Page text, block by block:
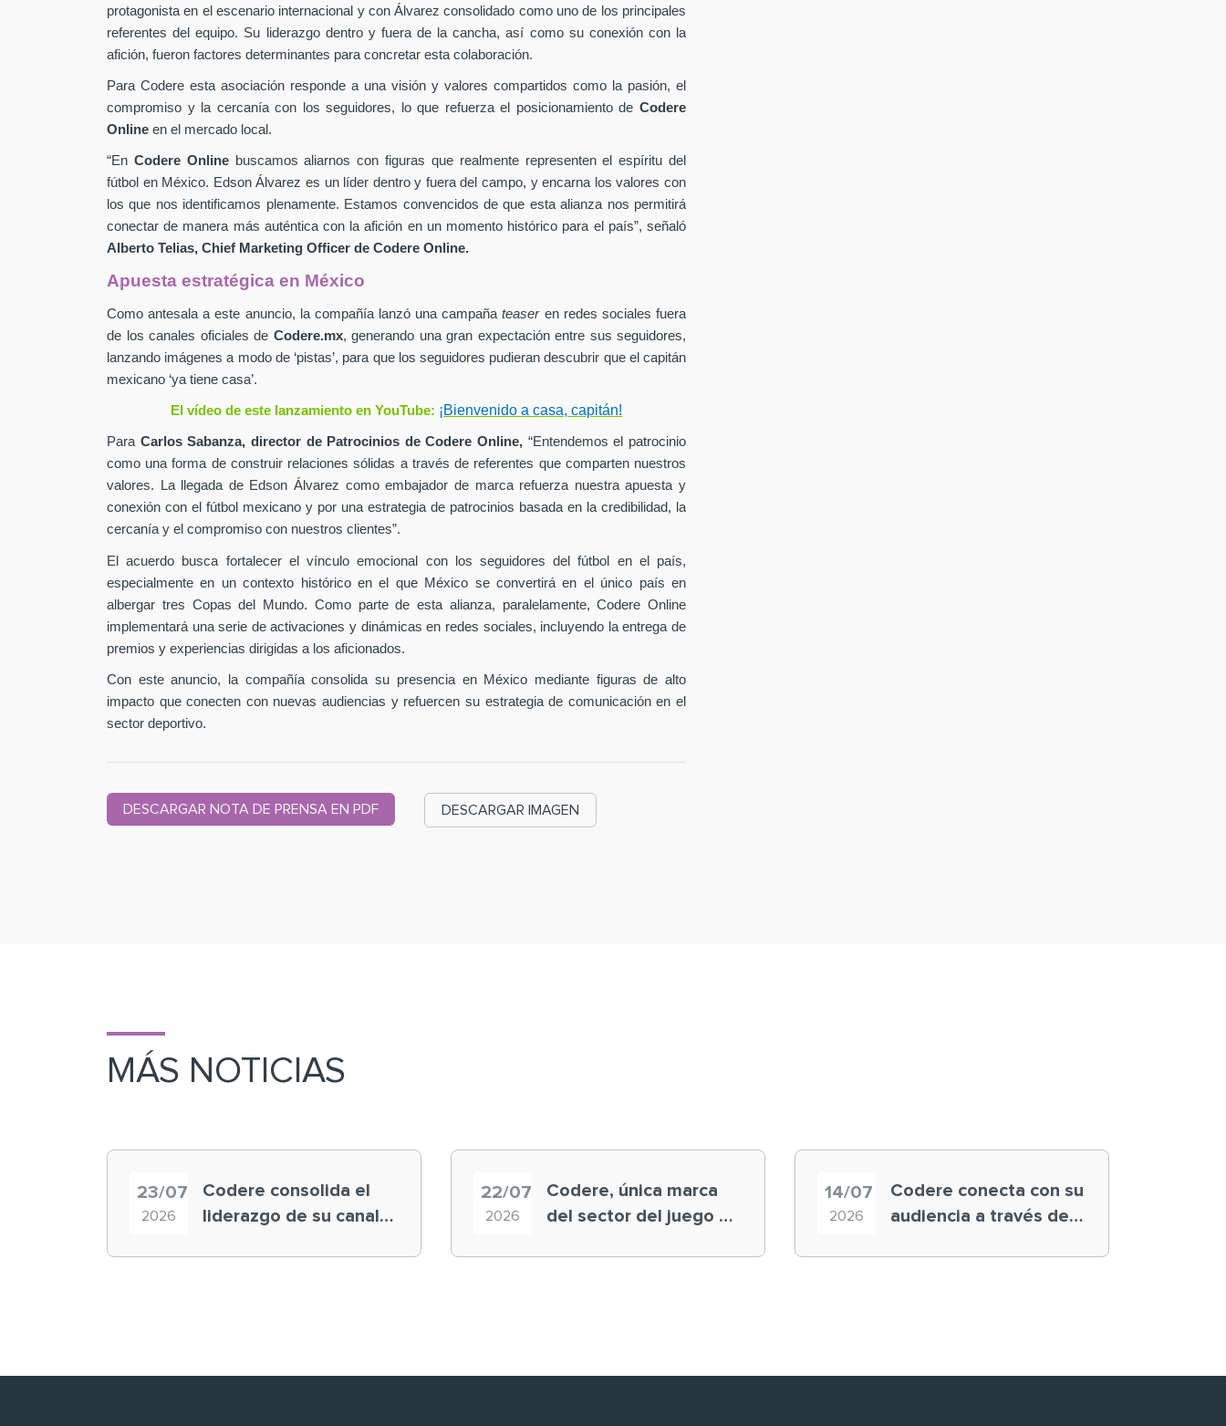
protagonista en el escenario internacional y con Álvarez consolidado como uno de los principales
referentes del equipo. Su liderazgo dentro y fuera de la cancha, así como su conexión con la
afición, fueron factores determinantes para concretar esta colaboración.
Para Codere esta asociación responde a una visión y valores compartidos como la pasión, el
compromiso y la cercanía con los seguidores, lo que refuerza el posicionamiento de Codere
Online en el mercado local.
“En Codere Onlinebuscamos aliarnos con figuras que realmente representen el espíritu del
fútbol en México. Edson Álvarez es un líder dentro y fuera del campo, y encarna los valores con
los que nos identificamos plenamente. Estamos convencidos de que esta alianza nos permitirá
conectar de manera más auténtica con la afición en un momento histórico para el país”, señaló
Alberto Telias, Chief Marketing Officer de Codere Online.
Apuesta estratégica en México
Como antesala a este anuncio, la compañía lanzó una campañateaseren redes sociales fuera
de los canales oficiales de Codere.mx, generando una gran expectación entre sus seguidores,
lanzando imágenes a modo de ‘pistas’, para que los seguidores pudieran descubrir que el capitán
mexicano ‘ya tiene casa’.
El vídeo de este lanzamiento en YouTube: ¡Bienvenido a casa, capitán!
Para Carlos Sabanza, director de Patrocinios de Codere Online, “Entendemos el patrocinio
como una forma de construir relaciones sólidas a través de referentes que comparten nuestros
valores. La llegada de Edson Álvarez como embajador de marca refuerza nuestra apuesta y
conexión con el fútbol mexicano y por una estrategia de patrocinios basada en la credibilidad, la
cercanía y el compromiso con nuestros clientes”.
El acuerdo busca fortalecer el vínculo emocional con los seguidores del fútbol en el país,
especialmente en un contexto histórico en el que México se convertirá en el único país en
albergar tres Copas del Mundo. Como parte de esta alianza, paralelamente, Codere Online
implementará una serie de activaciones y dinámicas en redes sociales, incluyendo la entrega de
premios y experiencias dirigidas a los aficionados.
Con este anuncio, la compañía consolida su presencia en México mediante figuras de alto
impacto que conecten con nuevas audiencias y refuercen su estrategia de comunicación en el
sector deportivo.
DESCARGAR NOTA DE PRENSA EN PDF DESCARGAR IMAGEN
MÁS NOTICIAS
23/07
2026
Codere consolida el
liderazgo de su canal
22/07
2026
Codere, única marca
del sector del juego en
14/07
2026
Codere conecta con su
audiencia a través de